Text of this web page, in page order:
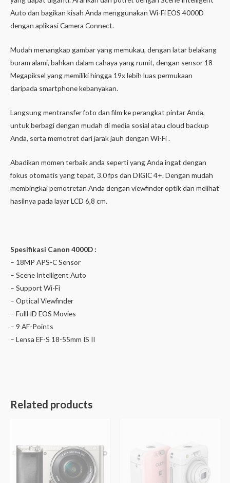
Auto dan bagikan kisah Anda menggunakan Wi-Fi EOS 4000D
dengan aplikasi Camera Connect.
Mudah menangkap gambar yang memukau, dengan latar belakang
buram alami, bahkan dalam cahaya yang rumit, dengan sensor 18
Megapiksel yang memiliki hingga 19x lebih luas permukaan
daripada smartphone kebanyakan.
Langsung mentransfer foto dan film ke perangkat pintar Anda,
untuk berbagi dengan mudah di media sosial atau cloud backup
Anda, serta memotret dari jarak jauh dengan Wi-Fi .
Abadikan momen terbaik anda seperti yang Anda ingat dengan
fokus otomatis yang tepat, 3.0 fps dan DIGIC 4+. Dengan mudah
membingkai pemotretan Anda dengan viewfinder optik dan melihat
hasilnya pada layar LCD 6,8 cm.
Spesifikasi Canon 4000D :
– 18MP APS-C Sensor
– Scene Intelligent Auto
– Support Wi-Fi
– Optical Viewfinder
– FullHD EOS Movies
– 9 AF-Points
– Lensa EF-S 18-55mm IS II
Related products